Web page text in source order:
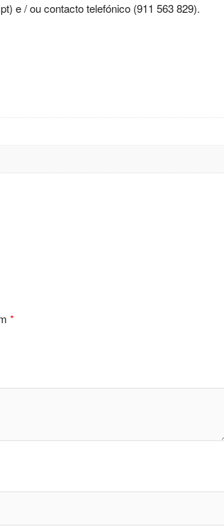
e / ou contacto telefónico (911 563 829).
*